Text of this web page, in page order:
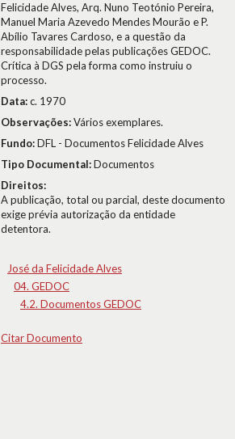
Felicidade Alves, Arq. Nuno Teotónio Pereira,
Manuel Maria Azevedo Mendes Mourão e P.
Abílio Tavares Cardoso, e a questão da
responsabilidade pelas publicações GEDOC.
Crítica à DGS pela forma como instruiu o
processo.
Data:c. 1970
Observações:Vários exemplares.
Fundo:DFL - Documentos Felicidade Alves
Tipo Documental:Documentos
Direitos:
A publicação, total ou parcial, deste documento
exige prévia autorização da entidade
detentora.
José da Felicidade Alves
04. GEDOC
4.2. Documentos GEDOC
Citar Documento